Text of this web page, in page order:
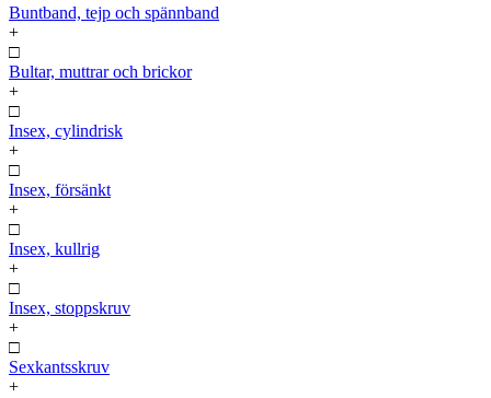
Buntband, tejp och spännband
+
□
Bultar, muttrar och brickor
+
□
Insex, cylindrisk
+
□
Insex, försänkt
+
□
Insex, kullrig
+
□
Insex, stoppskruv
+
□
Sexkantsskruv
+